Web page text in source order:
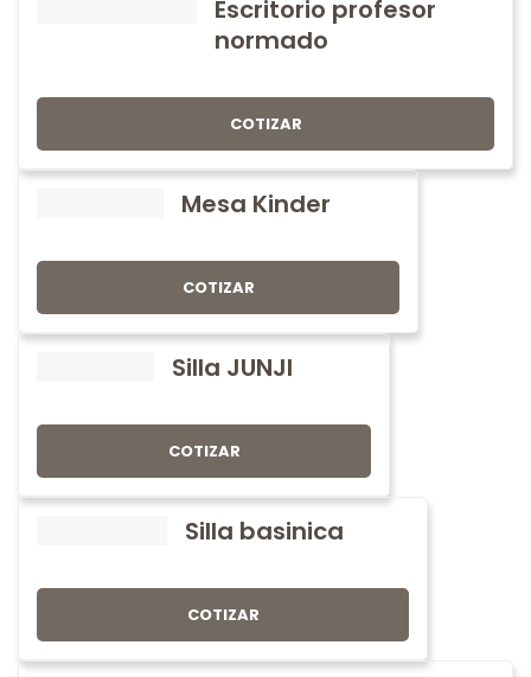
Escritorio profesor
normado
COTIZAR
Mesa Kinder
COTIZAR
Silla JUNJI
COTIZAR
Silla basinica
COTIZAR